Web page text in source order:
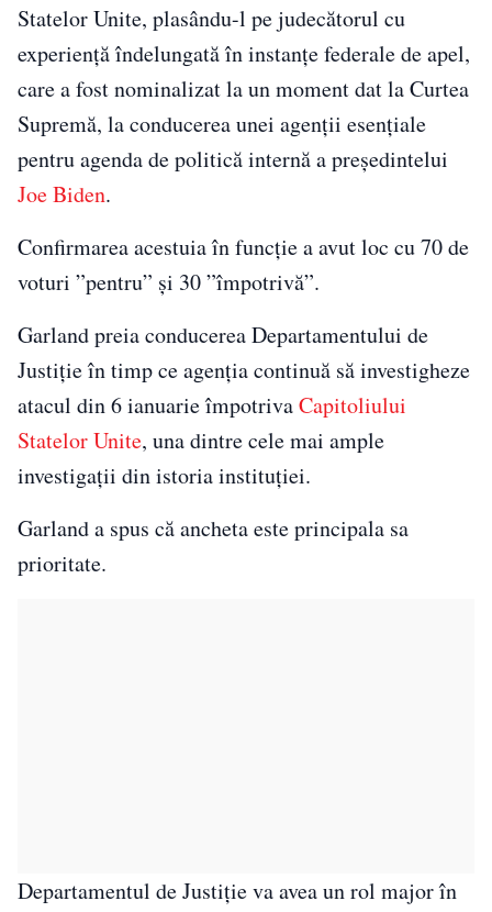
Statelor Unite, plasându-l pe judecătorul cu
experienţă îndelungată în instanţe federale de apel,
care a fost nominalizat la un moment dat la Curtea
Supremă, la conducerea unei agenţii esenţiale
pentru agenda de politică internă a preşedintelui
Joe Biden.
Confirmarea acestuia în funcţie a avut loc cu 70 de
voturi ”pentru” şi 30 ”împotrivă”.
Garland preia conducerea Departamentului de
Justiţie în timp ce agenţia continuă să investigheze
atacul din 6 ianuarie împotrivaCapitoliului
Statelor Unite, una dintre cele mai ample
investigaţii din istoria instituţiei.
Garland a spus că ancheta este principala sa
prioritate.
Departamentul de Justiţie va avea un rol major în